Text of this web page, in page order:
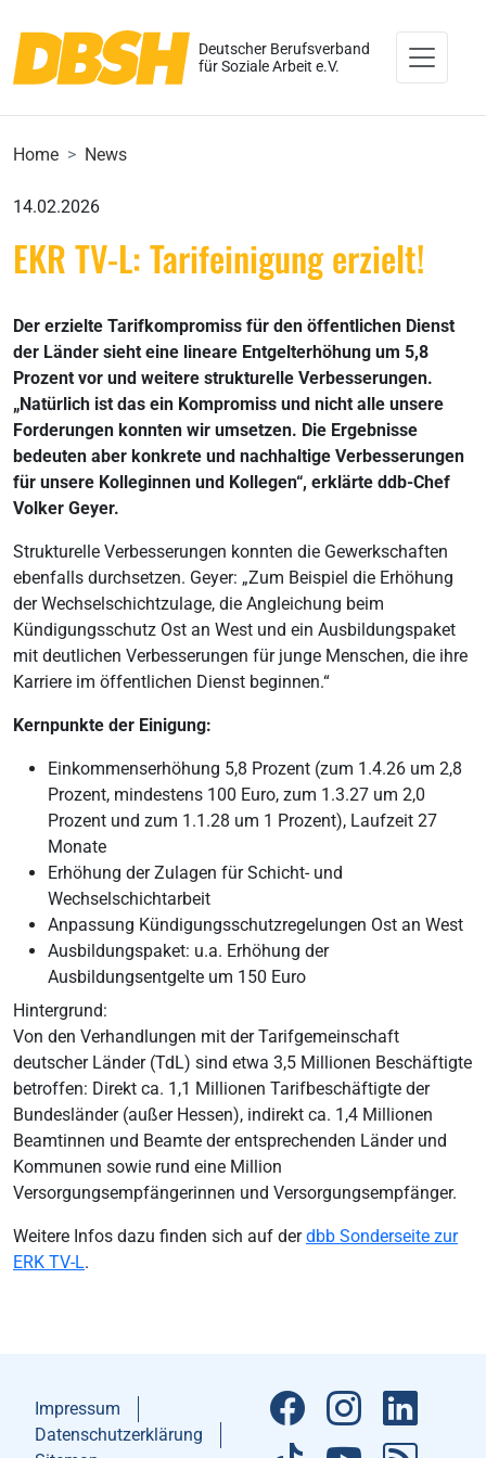
Deutscher Berufsverband
für Soziale Arbeit e.V.
Home News
14.02.2026
EKR TV-L: Tarifeinigung erzielt!
Der erzielte Tarifkompromiss für den öffentlichen Dienst
der Länder sieht eine lineare Entgelterhöhung um 5,8
Prozent vor und weitere strukturelle Verbesserungen.
„Natürlich ist das ein Kompromiss und nicht alle unsere
Forderungen konnten wir umsetzen. Die Ergebnisse
bedeuten aber konkrete und nachhaltige Verbesserungen
für unsere Kolleginnen und Kollegen“, erklärte ddb-Chef
Volker Geyer.
Strukturelle Verbesserungen konnten die Gewerkschaften
ebenfalls durchsetzen. Geyer: „Zum Beispiel die Erhöhung
der Wechselschichtzulage, die Angleichung beim
Kündigungsschutz Ost an West und ein Ausbildungspaket
mit deutlichen Verbesserungen für junge Menschen, die ihre
Karriere im öffentlichen Dienst beginnen.“
Kernpunkte der Einigung:
Einkommenserhöhung 5,8 Prozent (zum 1.4.26 um 2,8
Prozent, mindestens 100 Euro, zum 1.3.27 um 2,0
Prozent und zum 1.1.28 um 1 Prozent), Laufzeit 27
Monate
Erhöhung der Zulagen für Schicht- und
Wechselschichtarbeit
Anpassung Kündigungsschutzregelungen Ost an West
Ausbildungspaket: u.a. Erhöhung der
Ausbildungsentgelte um 150 Euro
Hintergrund:
Von den Verhandlungen mit der Tarifgemeinschaft
deutscher Länder (TdL) sind etwa 3,5 Millionen Beschäftigte
betroffen: Direkt ca. 1,1 Millionen Tarifbeschäftigte der
Bundesländer (außer Hessen), indirekt ca. 1,4 Millionen
Beamtinnen und Beamte der entsprechenden Länder und
Kommunen sowie rund eine Million
Versorgungsempfängerinnen und Versorgungsempfänger.
Weitere Infos dazu finden sich auf derdbb Sonderseite zur
ERK TV-L.
Impressum
Datenschutzerklärung